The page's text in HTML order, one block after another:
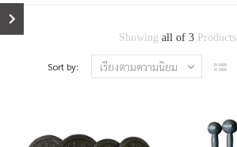
Showing all of 3 Products
Sort by: